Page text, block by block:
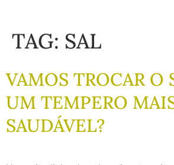
TAG: SAL
VAMOS TROCAR O
UM TEMPERO
SAUDÁVEL?